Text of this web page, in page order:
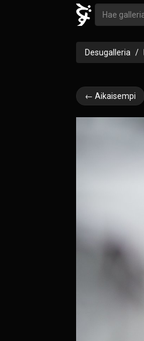
Desugalleria
← Aikaisempi